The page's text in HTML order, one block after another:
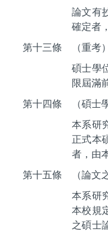
論文有
確定者
第十三條
（重考）
碩士學
限屆滿
第十四條
（碩士
本系研
正式本
者，由
第十五條
（論文
本系研
本校規
之碩士